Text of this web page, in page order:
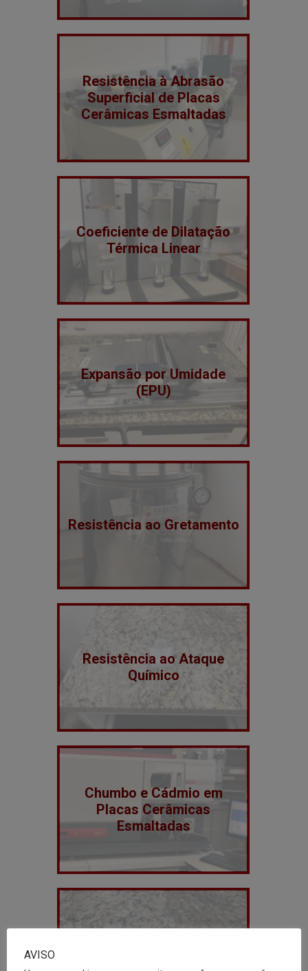
Resistência à Abrasão
Superficial de Placas
Cerâmicas Esmaltadas
Coeficiente de Dilatação
Térmica Linear
Expansão por Umidade
(EPU)
Resistência ao Gretamento
Resistência ao Ataque
Químico
Chumbo e Cádmio em
Placas Cerâmicas
Esmaltadas
AVISO